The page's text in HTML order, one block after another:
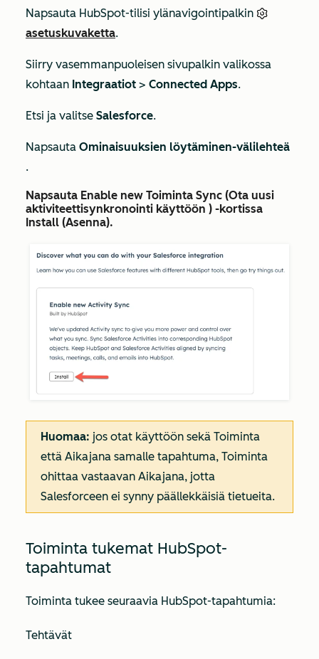
Napsauta HubSpot-tilisi ylänavigointipalkin
asetuskuvaketta.
Siirry vasemmanpuoleisen sivupalkin valikossa
kohtaan Integraatiot > Connected Apps.
Etsi ja valitse Salesforce.
Napsauta Ominaisuuksien löytäminen-välilehteä
.
Napsauta Enable new Toiminta Sync (Ota uusi
aktiviteettisynkronointi käyttöön ) -kortissa
Install (Asenna).
Huomaa: jos otat käyttöön sekä Toiminta
että Aikajana samalle tapahtuma, Toiminta
ohittaa vastaavan Aikajana, jotta
Salesforceen ei synny päällekkäisiä tietueita.
Toiminta tukemat HubSpot-
tapahtumat
Toiminta tukee seuraavia HubSpot-tapahtumia:
Tehtävät